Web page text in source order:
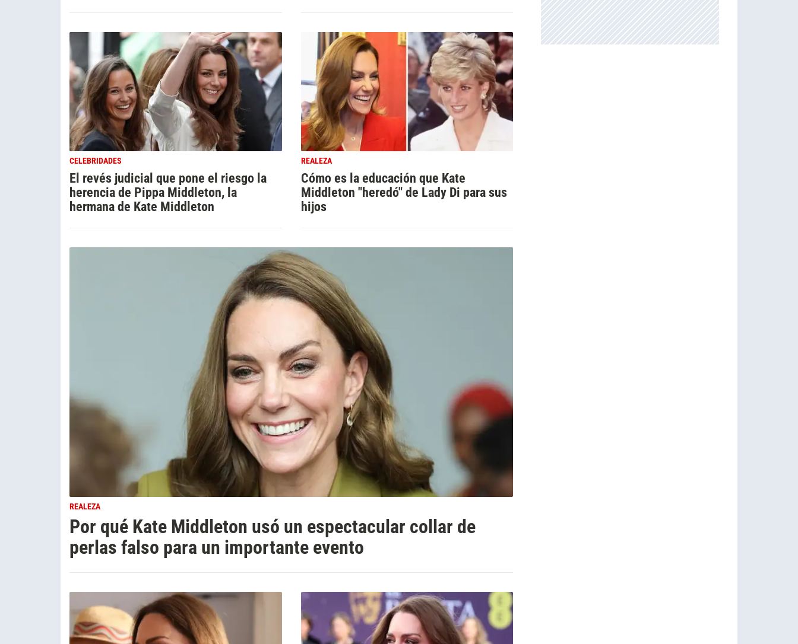
CELEBRIDADES
El revés judicial que pone el riesgo la
herencia de Pippa Middleton, la
hermana de Kate Middleton
REALEZA
Cómo es la educación que Kate
Middleton "heredó" de Lady Di para sus
hijos
REALEZA
Por qué Kate Middleton usó un espectacular collar de
perlas falso para un importante evento